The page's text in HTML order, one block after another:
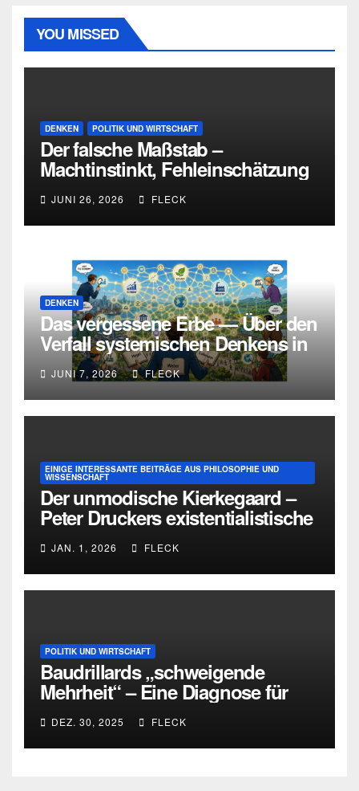
YOU MISSED
DENKEN POLITIK UND WIRTSCHAFT
Der falsche Maßstab –
Machtinstinkt, Fehleinschätzung
und die Grenzen intellektueller
Urteilskraft
JUNI 26, 2026 FLECK
DENKEN
Das vergessene Erbe — Über den
Verfall systemischen Denkens in
Deutschland
JUNI 7, 2026 FLECK
EINIGE INTERESSANTE BEITRÄGE AUS PHILOSOPHIE UND
WISSENSCHAFT
Der unmodische Kierkegaard –
Peter Druckers existentialistische
Intervention von 1933
JAN. 1, 2026 FLECK
POLITIK UND WIRTSCHAFT
Baudrillards „schweigende
Mehrheit“ – Eine Diagnose für
heute
DEZ. 30, 2025 FLECK